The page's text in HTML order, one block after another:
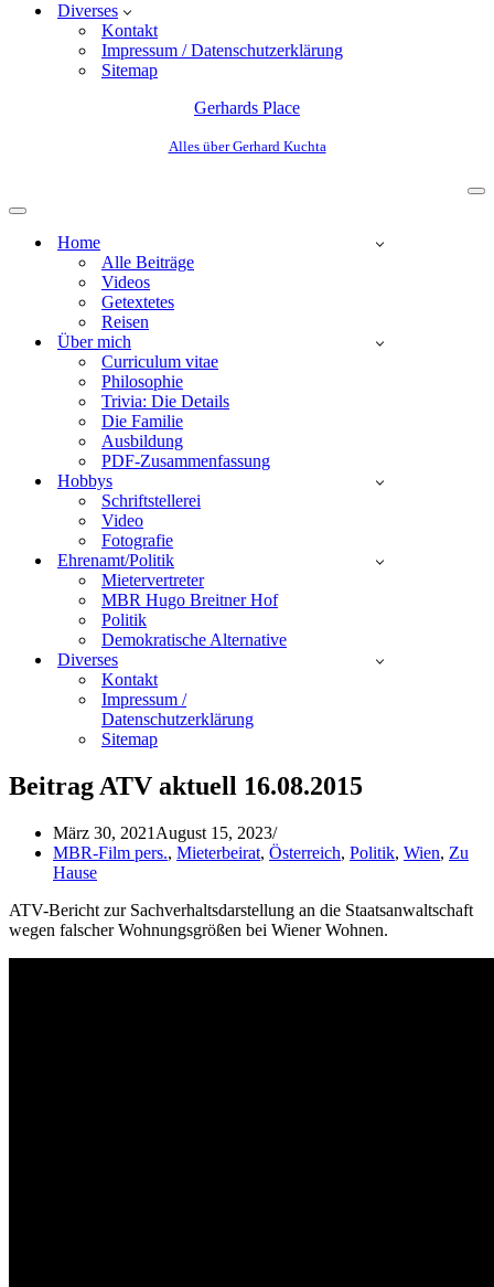
Diverses
Kontakt
Impressum / Datenschutzerklärung
Sitemap
Gerhards Place
Alles über Gerhard Kuchta
Home
Alle Beiträge
Videos
Getextetes
Reisen
Über mich
Curriculum vitae
Philosophie
Trivia: Die Details
Die Familie
Ausbildung
PDF-Zusammenfassung
Hobbys
Schriftstellerei
Video
Fotografie
Ehrenamt/Politik
Mietervertreter
MBR Hugo Breitner Hof
Politik
Demokratische Alternative
Diverses
Kontakt
Impressum /
Datenschutzerklärung
Sitemap
Beitrag ATV aktuell 16.08.2015
März 30, 2021 August 15, 2023
MBR-Film pers., Mieterbeirat, Österreich, Politik, Wien, Zu
Hause
ATV-Bericht zur Sachverhaltsdarstellung an die Staatsanwaltschaft
wegen falscher Wohnungsgrößen bei Wiener Wohnen.